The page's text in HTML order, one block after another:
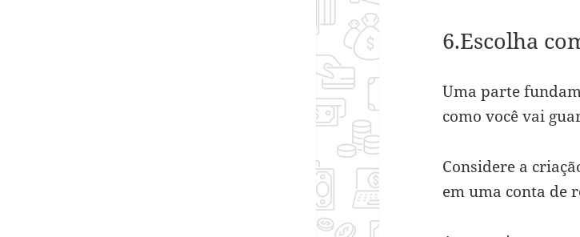
6.Escolha
Uma parte
como você vai
Considere a
em uma conta de